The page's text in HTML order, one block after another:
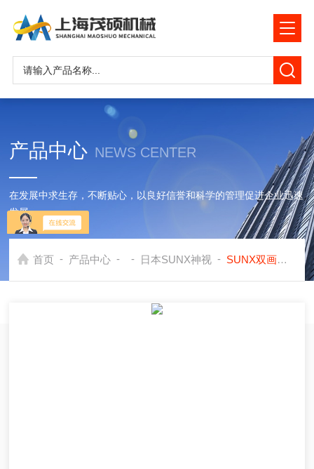
产品中心 NEWS CENTER
在发展中求生存，不断贴心，以良好信誉和科学的管理促进企业迅速
发展
首页 - 产品中心 - - 日本SUNX神视 - SUNX双画面数字压力传感器